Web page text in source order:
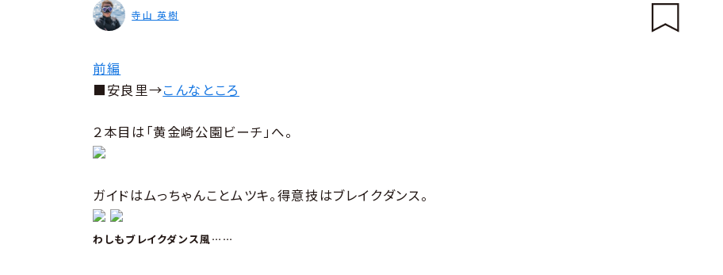
寺山 英樹
前編
■安良里→こんなところ
２本目は「黄金崎公園ビーチ」へ。
ガイドはムっちゃんことムツキ。得意技はブレイクダンス。
わしもブレイクダンス風……